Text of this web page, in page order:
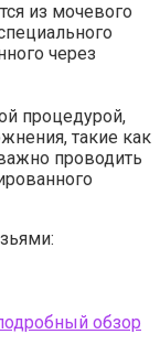
из мочевого
через
процедурой,
такие как
проводить
обзор